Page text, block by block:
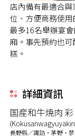
店內備有最適合
位、方便商務使
最多16名舉辦宴
廂。事先預約也
糕。
詳細資訊
国産和牛焼肉 彩
長野縣／諏訪・茅野・